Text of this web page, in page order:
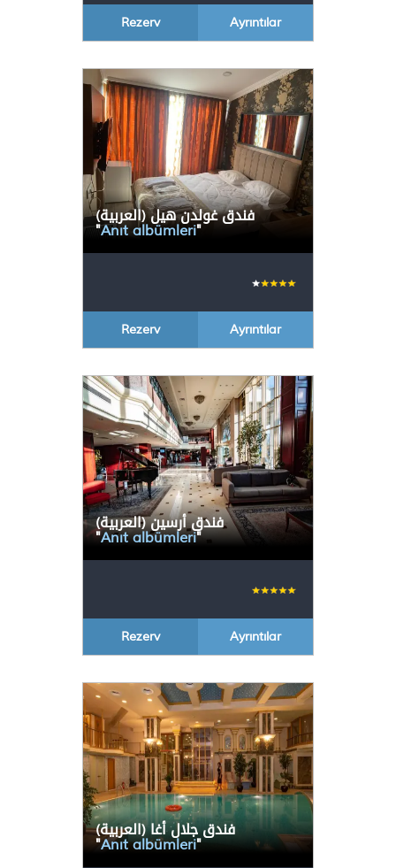
Rezerv Ayrıntılar
(العربية) فندق غولدن هيل
"Anıt albümleri"
Rezerv Ayrıntılar
(العربية) فندق أرسين
"Anıt albümleri"
Rezerv Ayrıntılar
(العربية) فندق جلال أغا
"Anıt albümleri"